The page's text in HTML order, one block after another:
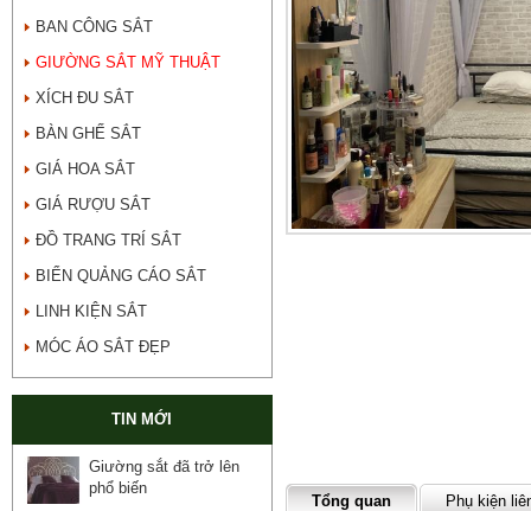
BAN CÔNG SẮT
GIƯỜNG SẮT MỸ THUẬT
XÍCH ĐU SẮT
BÀN GHẾ SẮT
GIÁ HOA SẮT
GIÁ RƯỢU SẮT
ĐỒ TRANG TRÍ SẮT
BIỂN QUẢNG CÁO SẮT
LINH KIỆN SẮT
MÓC ÁO SẮT ĐẸP
TIN MỚI
Giường sắt đã trở lên
phổ biến
Tổng quan Phụ kiện